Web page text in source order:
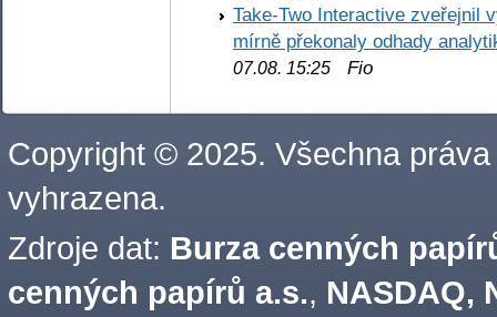
Take-Two Interactive zveřejnil
mírně překonaly odhady
07.08. 15:25 Fio
Copyright © 2025. Všechna práva
vyhrazena.
Zdroje dat: Burza cenných
cenných papírů a.s., NASDAQ,